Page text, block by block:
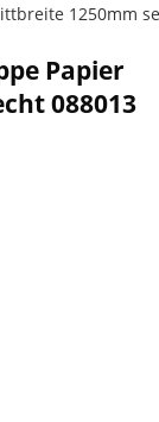
1250mm
Papier
088013